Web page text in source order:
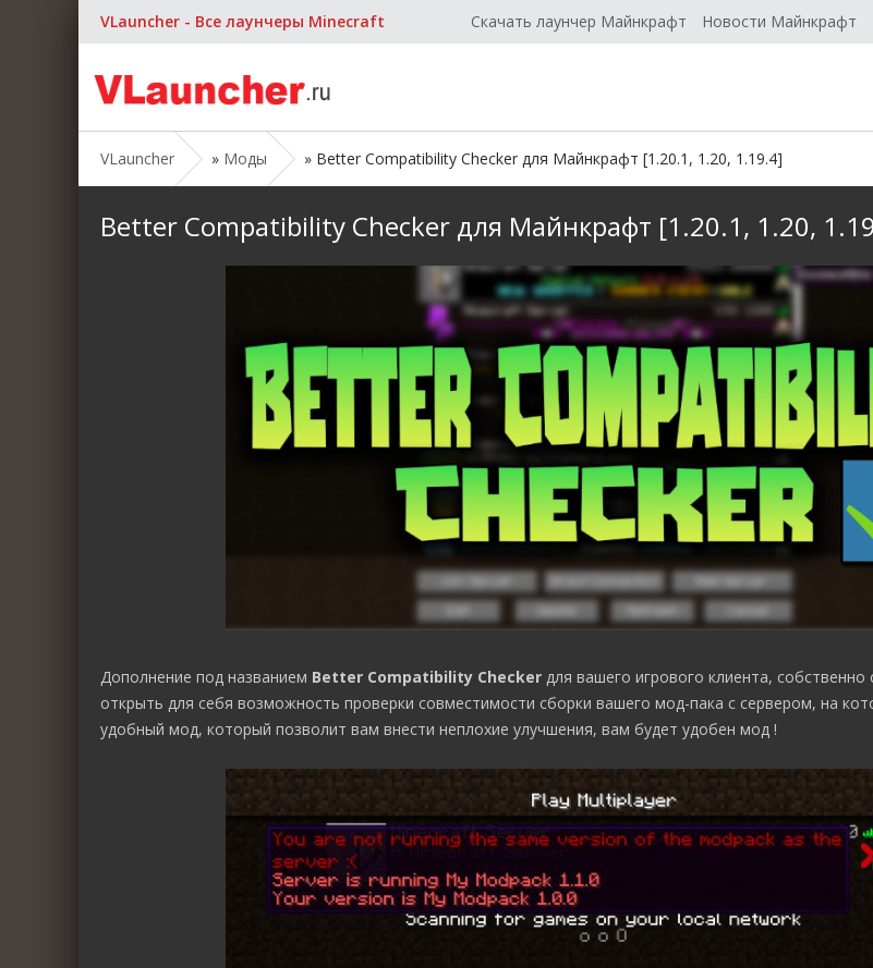
VLauncher - Все лаунчеры Minecraft Скачать лаунчер Майнкрафт Новости Майнкрафт
VLauncher » Моды » Better Compatibility Checker для Майнкрафт [1.20.1, 1.20, 1.19.4]
Better Compatibility Checker для Майнкрафт [1.20.1, 1.20,
Дополнение под названием Better Compatibility Checker для вашего игрового клиента,
открыть для себя возможность проверки совместимости сборки вашего мод-пака с сервером, на
удобный мод, который позволит вам внести неплохие улучшения, вам будет удобен мод !